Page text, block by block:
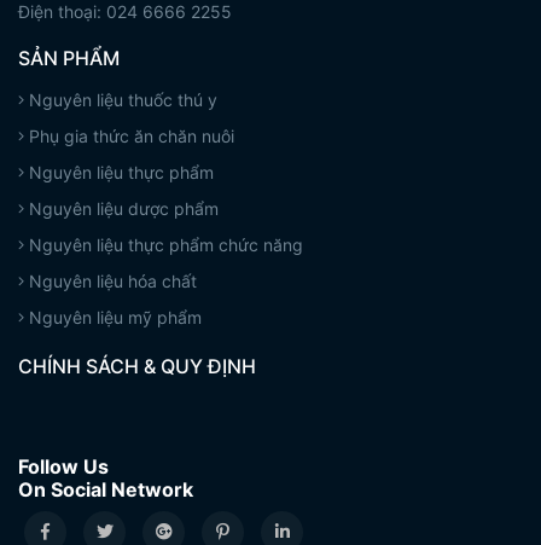
Điện thoại: 024 6666 2255
SẢN PHẨM
Nguyên liệu thuốc thú y
Phụ gia thức ăn chăn nuôi
Nguyên liệu thực phẩm
Nguyên liệu dược phẩm
Nguyên liệu thực phẩm chức năng
Nguyên liệu hóa chất
Nguyên liệu mỹ phẩm
CHÍNH SÁCH & QUY ĐỊNH
Follow Us
On Social Network